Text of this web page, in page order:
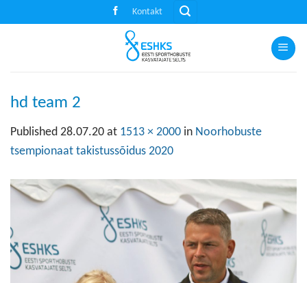
to
Kontakt
hd team 2
Published 28.07.20 at 1513 × 2000 in Noorhobuste
tsempionaat takistussõidus 2020